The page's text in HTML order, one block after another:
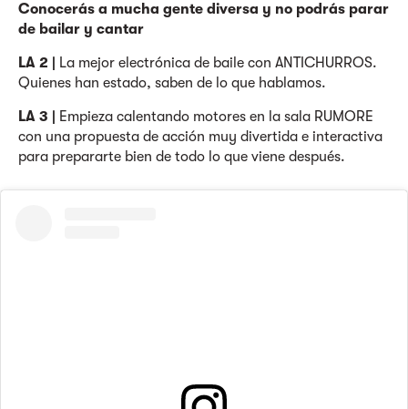
Conocerás a mucha gente diversa y no podrás parar
de bailar y cantar
LA 2 | La mejor electrónica de baile con ANTICHURROS.
Quienes han estado, saben de lo que hablamos.
LA 3 | Empieza calentando motores en la sala RUMORE
con una propuesta de acción muy divertida e interactiva
para prepararte bien de todo lo que viene después.